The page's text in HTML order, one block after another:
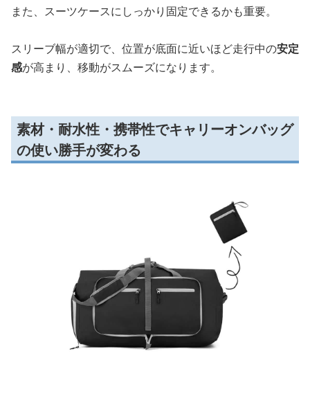
また、スーツケースにしっかり固定できるかも重要。
スリーブ幅が適切で、位置が底面に近いほど走行中の安定
感が高まり、移動がスムーズになります。
素材・耐水性・携帯性でキャリーオンバッグ
の使い勝手が変わる